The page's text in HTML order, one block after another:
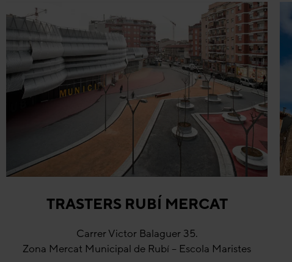
TRASTERS RUBÍ MERCAT
Carrer Victor Balaguer 35.
Zona Mercat Municipal de Rubí – Escola Maristes